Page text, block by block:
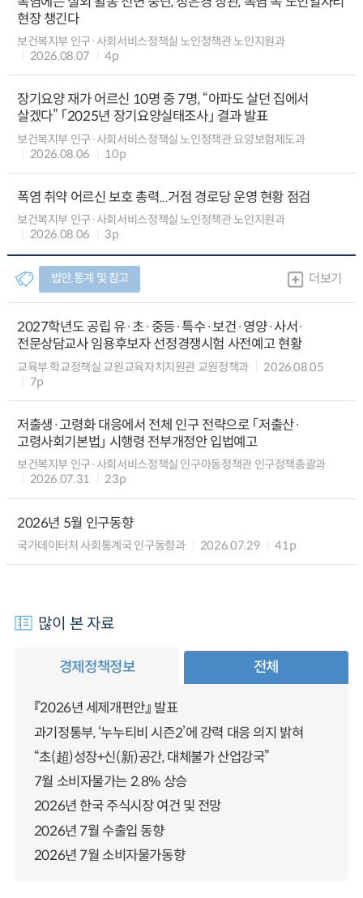
현장 챙긴다
보건복지부 인구·사회서비스정책실 노인정책관 노인지원과
2026.08.07
4p
장기요양 재가 어르신 10명 중 7명, “아파도 살던 집에서
살겠다” 「2025년 장기요양실태조사」 결과 발표
보건복지부 인구·사회서비스정책실 노인정책관 요양보험제도과
2026.08.06
10p
폭염 취약 어르신 보호 총력...거점 경로당 운영 현황 점검
보건복지부 인구·사회서비스정책실 노인정책관 노인지원과
2026.08.06
3p
법안.통계 및 참고 더보기
2027학년도 공립 유·초·중등·특수·보건·영양·사서·
전문상담교사 임용후보자 선정경쟁시험 사전예고 현황
교육부 학교정책실 교원교육자치지원관 교원정책과
2026.08.05
7p
저출생·고령화 대응에서 전체 인구 전략으로 「저출산·
고령사회기본법」 시행령 전부개정안 입법예고
보건복지부 인구·사회서비스정책실 인구아동정책관 인구정책총괄과
2026.07.31
23p
2026년 5월 인구동향
국가데이터처 사회통계국 인구동향과 2026.07.29 41p
많이 본 자료
경제정책정보 전체
『2026년 세제개편안』 발표
과기정통부, ‘누누티비 시즌2’에 강력 대응 의지 밝혀
“초(超)성장+신(新)공간, 대체불가 산업강국”
7월 소비자물가는 2.8% 상승
2026년 한국 주식시장 여건 및 전망
2026년 7월 수출입 동향
2026년 7월 소비자물가동향